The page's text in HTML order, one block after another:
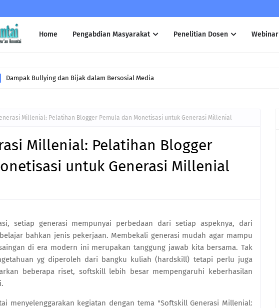
Home Pengabdian Masyarakat Penelitian Dosen Webinar
Dampak Bullying dan Bijak dalam Bersosial Media
Millenial: Pelatihan Blogger Pemula dan Monetisasi untuk Generasi Millenial
Millenial: Pelatihan Blogger
untuk Generasi Millenial
setiap generasi mempunyai perbedaan dari setiap aspeknya, dari
bahkan jenis pekerjaan. Membekali generasi mudah agar mampu
di era modern ini merupakan tanggung jawab kita bersama. Tak
yg diperoleh dari bangku kuliah (hardskill) tetapi perlu juga
beberapa riset, softskill lebih besar mempengaruhi keberhasilan
menyelenggarakan kegiatan dengan tema "Softskill Generasi Millenial: